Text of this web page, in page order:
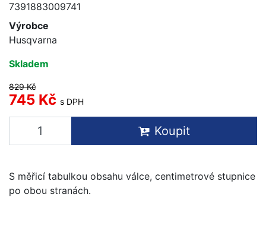
7391883009741
Výrobce
Husqvarna
Skladem
829 Kč
745 Kč s DPH
Koupit
S měřicí tabulkou obsahu válce, centimetrové stupnice
po obou stranách.